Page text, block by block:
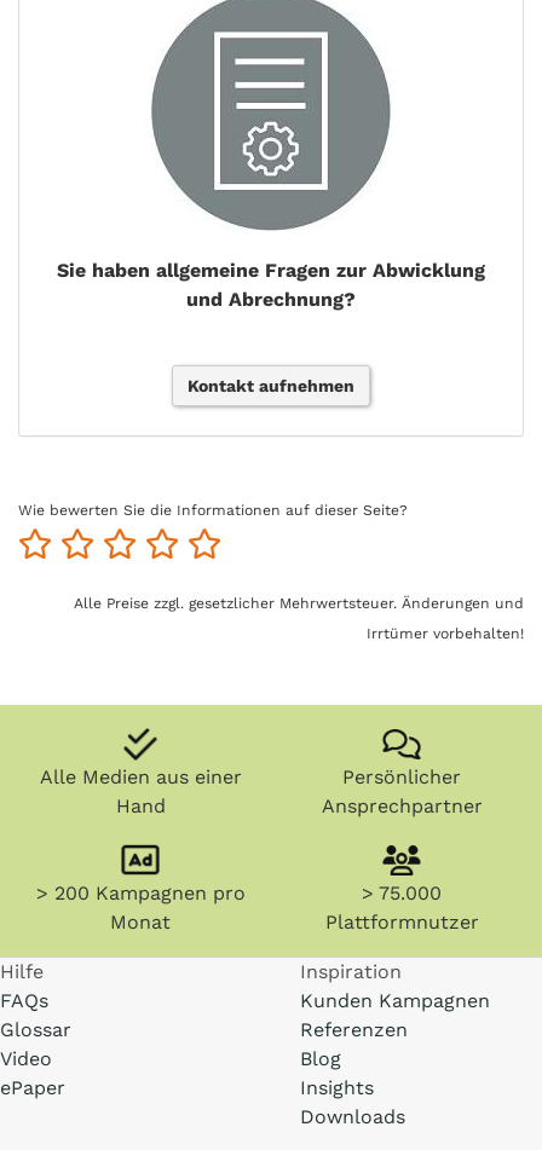
Sie haben allgemeine Fragen zur Abwicklung
und Abrechnung?
Kontakt aufnehmen
Wie bewerten Sie die Informationen auf dieser Seite?
Alle Preise zzgl. gesetzlicher Mehrwertsteuer. Änderungen und
Irrtümer vorbehalten!
Alle Medien aus einer
Hand
Persönlicher
Ansprechpartner
> 200 Kampagnen pro
Monat
> 75.000
Plattformnutzer
Hilfe
FAQs
Glossar
Video
ePaper
Inspiration
Kunden Kampagnen
Referenzen
Blog
Insights
Downloads